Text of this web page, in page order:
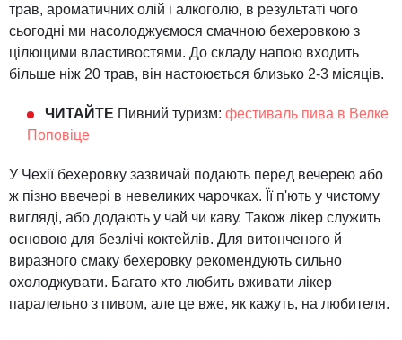
трав, ароматичних олій і алкоголю, в результаті чого
сьогодні ми насолоджуємося смачною бехеровкою з
цілющими властивостями. До складу напою входить
більше ніж 20 трав, він настоюється близько 2-3 місяців.
ЧИТАЙТЕ Пивний туризм: фестиваль пива в Велке
Поповіце
У Чехії бехеровку зазвичай подають перед вечерею або
ж пізно ввечері в невеликих чарочках. Її п'ють у чистому
вигляді, або додають у чай чи каву. Також лікер служить
основою для безлічі коктейлів. Для витонченого й
виразного смаку бехеровку рекомендують сильно
охолоджувати. Багато хто любить вживати лікер
паралельно з пивом, але це вже, як кажуть, на любителя.